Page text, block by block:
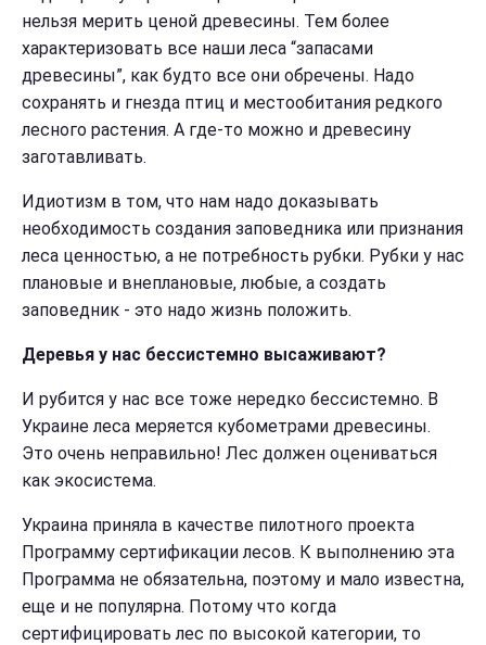
нельзя мерить ценой древесины. Тем более
характеризовать все наши леса “запасами
древесины”, как будто все они обречены. Надо
сохранять и гнезда птиц и местообитания редкого
лесного растения. А где-то можно и древесину
заготавливать.
Идиотизм в том, что нам надо доказывать
необходимость создания заповедника или признания
леса ценностью, а не потребность рубки. Рубки у нас
плановые и внеплановые, любые, а создать
заповедник - это надо жизнь положить.
Деревья у нас бессистемно высаживают?
И рубится у нас все тоже нередко бессистемно. В
Украине леса меряется кубометрами древесины.
Это очень неправильно! Лес должен оцениваться
как экосистема.
Украина приняла в качестве пилотного проекта
Программу сертификации лесов. К выполнению эта
Программа не обязательна, поэтому и мало известна,
еще и не популярна. Потому что когда
сертифицировать лес по высокой категории, то